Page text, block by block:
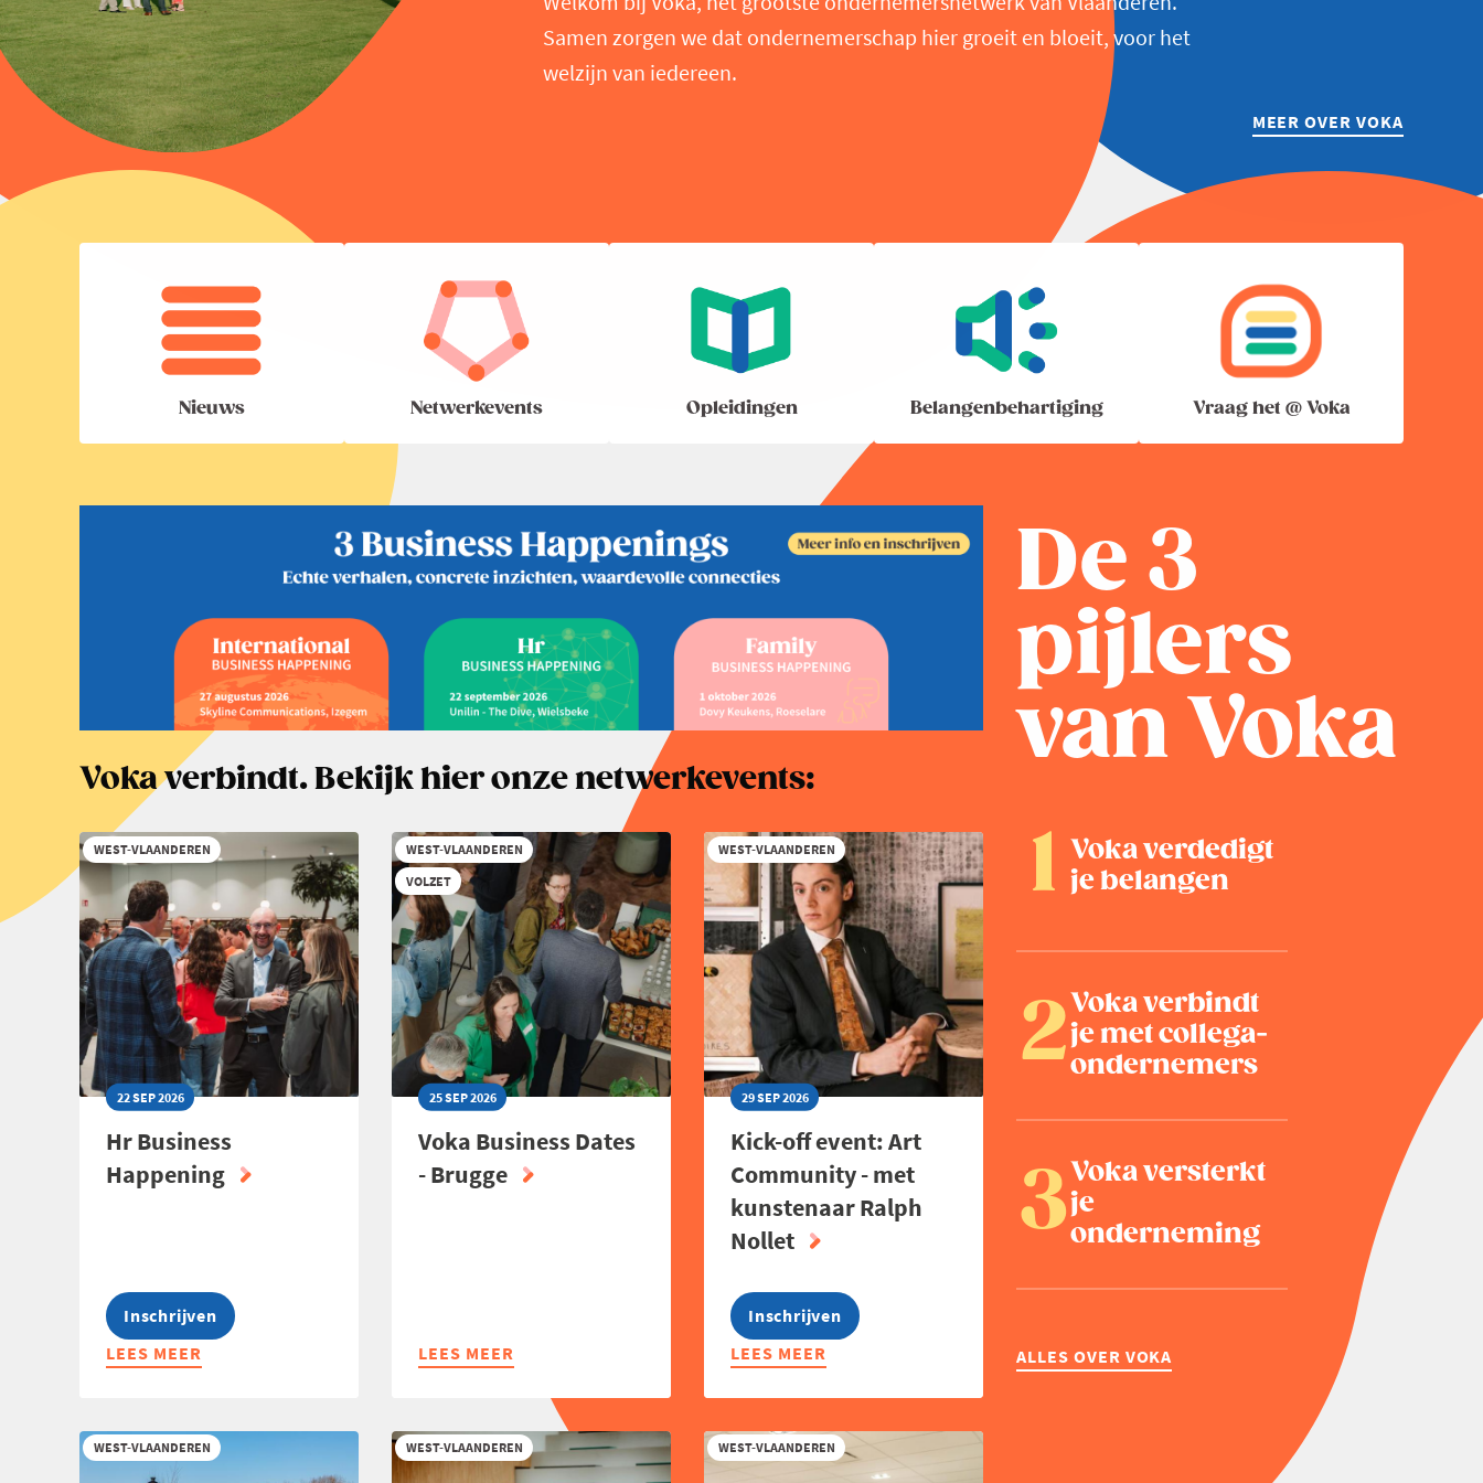
Samen zorgen we dat ondernemerschap hier groeit en bloeit, voor het
welzijn van iedereen.
MEER OVER VOKA
Nieuws Netwerkevents Opleidingen Belangenbehartiging Vraag het @ Voka
Voka verbindt. Bekijk hier onze netwerkevents:
WEST-VLAANDEREN
22 SEP 2026
Hr Business
Happening
Inschrijven
LEES MEER
ABOUT
HAPPENING
WEST-VLAANDEREN
VOLZET
25 SEP 2026
Voka Business Dates
- Brugge
LEES MEER
ABOUT
DATES
-
WEST-VLAANDEREN
29 SEP 2026
Kick-off event: Art
Community - met
kunstenaar Ralph
Nollet
Inschrijven
LEES MEER
ABOUT
OFF
EVENT:
ART
WEST-VLAANDEREN WEST-VLAANDEREN WEST-VLAANDEREN
De 3
pijlers
van Voka
Voka verdedigt
je belangen
Voka verbindt
je met collega-
ondernemers
Voka versterkt
je
onderneming
ALLES OVER VOKA